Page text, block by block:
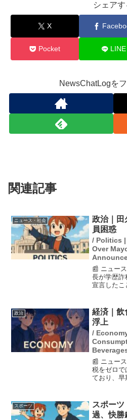
シェアす
X
Pocket LINE
NewsChatLogを
関連記事
ニュース・社会
政治｜田
員困惑
/ Politics
Over
Office
📰 ニュー
長が学歴詐
宣言したこ
応援の声が
長は苦情
政治
経済｜飲
浮上
/
📰 ニュー
税をゼロで
ており、早
め、1%の
断がなさ
スポーツ
スポー
過、快勝